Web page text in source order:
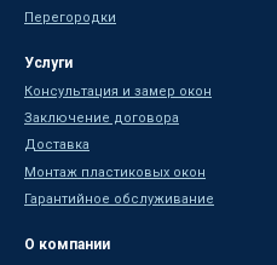
Перегородки
Услуги
Консультация и замер окон
Заключение договора
Доставка
Монтаж пластиковых окон
Гарантийное обслуживание
О компании